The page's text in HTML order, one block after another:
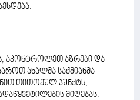
აკონტროლეთ აზრები და
ახალმა საქმიანმა
თითოეულ პუნქტს,
მიღებას.